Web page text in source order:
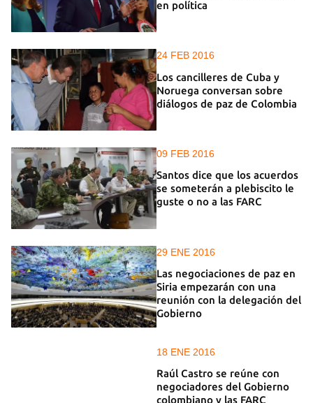
en política
24 FEB 2016
Los cancilleres de Cuba y
Noruega conversan sobre
diálogos de paz de Colombia
09 FEB 2016
Santos dice que los acuerdos
se someterán a plebiscito le
guste o no a las FARC
29 ENE 2016
Las negociaciones de paz en
Siria empezarán con una
reunión con la delegación del
Gobierno
18 ENE 2016
Raúl Castro se reúne con
negociadores del Gobierno
colombiano y las FARC